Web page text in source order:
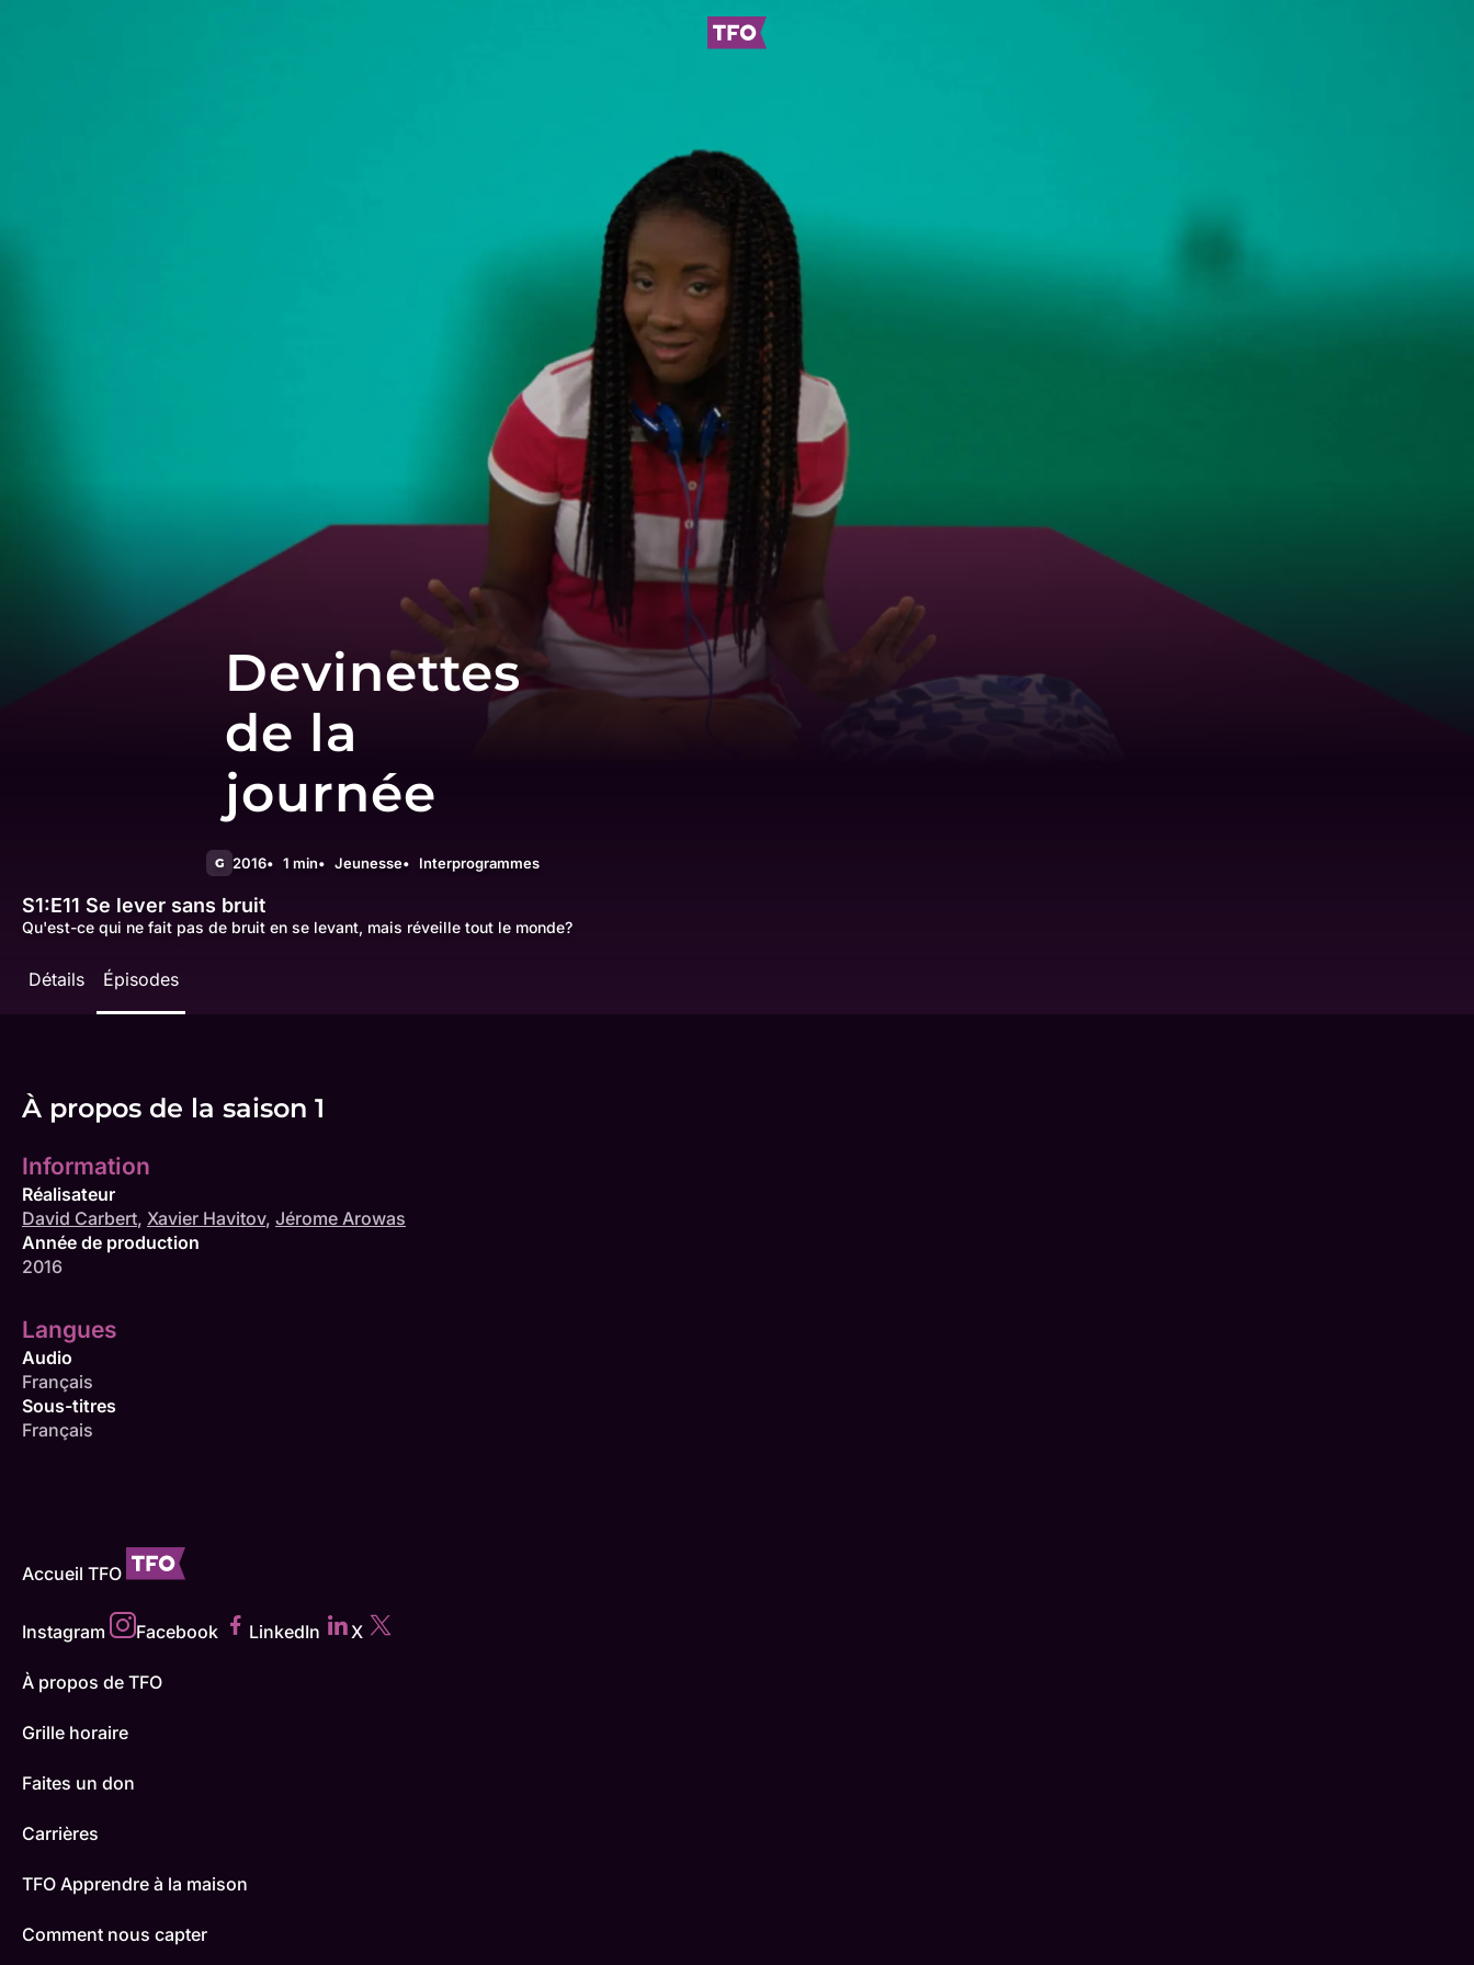
Devinettes
de la
journée
G 2016 1 min Jeunesse Interprogrammes
S1:E11 Se lever sans bruit
Qu'est-ce qui ne fait pas de bruit en se levant, mais réveille tout le monde?
Détails Épisodes
À propos de la saison 1
Information
Réalisateur
David Carbert, Xavier Havitov, Jérome Arowas
Année de production
2016
Langues
Audio
Français
Sous-titres
Français
Accueil TFO
Instagram Facebook LinkedIn X
À propos de TFO
Grille horaire
Faites un don
Carrières
TFO Apprendre à la maison
Comment nous capter